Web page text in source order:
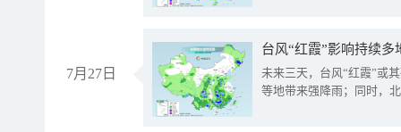
7月27日
台风“红霞”影响持续
未来三天，台风“红霞”或
等地带来强降雨；同时，